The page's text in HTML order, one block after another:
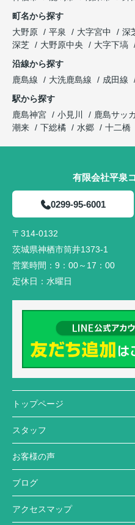
町名から探す
大野原
平泉 大字宮中 深
深芝
大野原中央 大字下塙
沿線から探す
鹿島線
大洗鹿島線 成田線
駅から探す
鹿島神宮
小見川 鹿島サッ
潮来
下総橘 水郷 十二橋
有限会社平泉
0299-95-6001
〒314-0132
茨城県神栖市筒井1373-1
営業時間： 9：00～17：00
定休日： 水曜日
トップページ
スタッフ
お客様の声
ブログ
アクセスマップ